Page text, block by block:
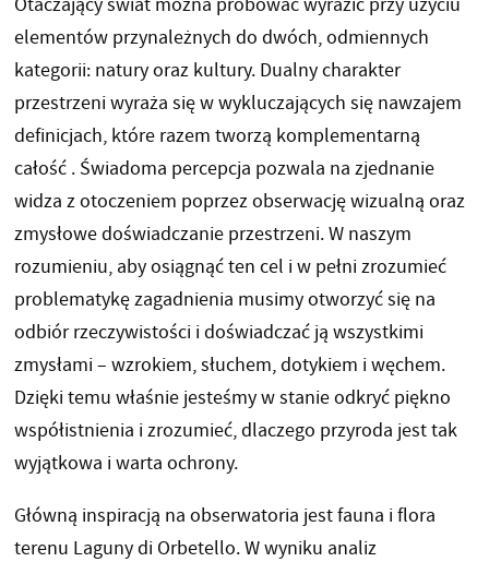
elementów przynależnych do dwóch, odmiennych
kategorii: natury oraz kultury. Dualny charakter
przestrzeni wyraża się w wykluczających się nawzajem
definicjach, które razem tworzą komplementarną
całość . Świadoma percepcja pozwala na zjednanie
widza z otoczeniem poprzez obserwację wizualną oraz
zmysłowe doświadczanie przestrzeni. W naszym
rozumieniu, aby osiągnąć ten cel i w pełni zrozumieć
problematykę zagadnienia musimy otworzyć się na
odbiór rzeczywistości i doświadczać ją wszystkimi
zmysłami – wzrokiem, słuchem, dotykiem i węchem.
Dzięki temu właśnie jesteśmy w stanie odkryć piękno
współistnienia i zrozumieć, dlaczego przyroda jest tak
wyjątkowa i warta ochrony.
Główną inspiracją na obserwatoria jest fauna i flora
terenu Laguny di Orbetello. W wyniku analiz